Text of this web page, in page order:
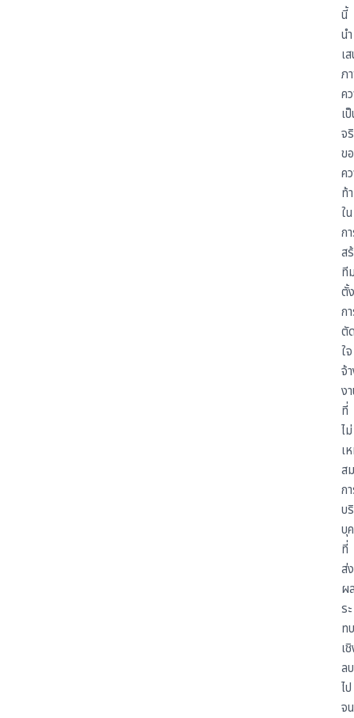
นี้
นำ
เ
ภ
ค
เ
จ
ข
ค
ท้
ใน
ก
ส
ที
ตั้
ก
ตั
ใจ
จ้
ง
ที่
ไม่
เ
สม
ก
บ
บุ
ที่
ส่ง
ผ
ระ
ทบ
เ
ลบ
ไป
จ